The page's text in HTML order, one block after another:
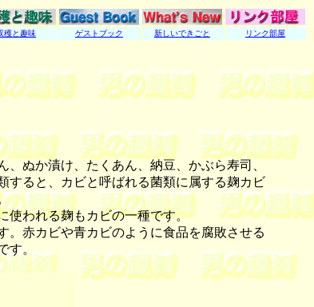
穫と趣味 ゲストブック 新しいできごと リンク部屋
ぬか漬け、たくあん、納豆、かぶら寿司、
すると、カビと呼ばれる菌類に属する麹カビ
使われる麹もカビの一種です。
赤カビや青カビのように食品を腐敗させる
す。